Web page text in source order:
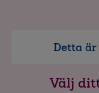
Detta är
Välj